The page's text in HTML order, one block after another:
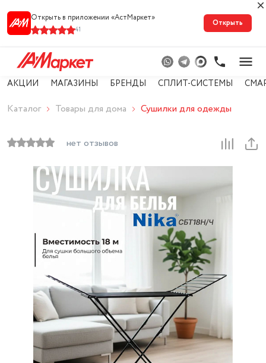
Открыть в приложении «АстМарке‪т‬»
41
Открыть
АКЦИИ МАГАЗИНЫ БРЕНДЫ СПЛИТ-СИСТЕМЫ
Каталог Товары для дома Сушилки для одежды
нет отзывов